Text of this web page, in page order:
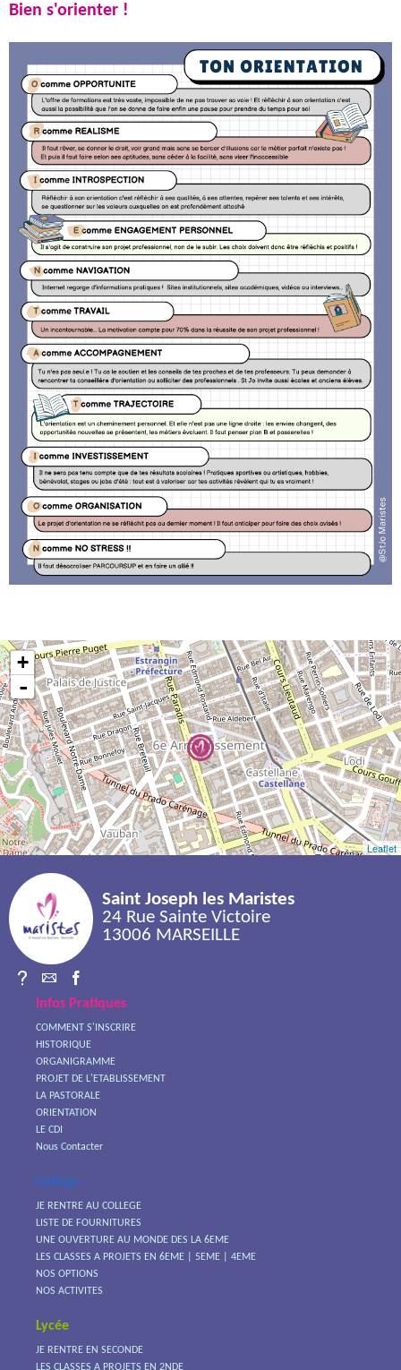
Bien s'orienter !
+
-
Leaflet
Saint Joseph les Maristes
24 Rue Sainte Victoire
13006 MARSEILLE
Infos Pratiques
COMMENT S'INSCRIRE
HISTORIQUE
ORGANIGRAMME
PROJET DE L'ETABLISSEMENT
LA PASTORALE
ORIENTATION
LE CDI
Nous Contacter
Collège
JE RENTRE AU COLLEGE
LISTE DE FOURNITURES
UNE OUVERTURE AU MONDE DES LA 6EME
LES CLASSES A PROJETS EN 6EME | 5EME | 4EME
NOS OPTIONS
NOS ACTIVITES
Lycée
JE RENTRE EN SECONDE
LES CLASSES A PROJETS EN 2NDE